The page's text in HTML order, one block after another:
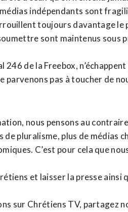
indépendants sont
toujours davantage le
sont maintenus sous
de la Freebox,
pas à toucher de
nous pensons au
pluralisme, plus de médias
C’est pour cela que
et laisser la presse ainsi
sur Chrétiens TV, partagez